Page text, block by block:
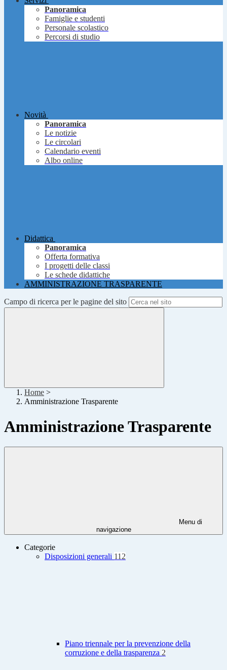
Panoramica
Famiglie e studenti
Personale scolastico
Percorsi di studio
Novità
Panoramica
Le notizie
Le circolari
Calendario eventi
Albo online
Didattica
Panoramica
Offerta formativa
I progetti delle classi
Le schede didattiche
AMMINISTRAZIONE TRASPARENTE
Campo di ricerca per le pagine del sito
Home >
Amministrazione Trasparente
Amministrazione Trasparente
Menu di
navigazione
Categorie
Disposizioni generali 112
Piano triennale per la prevenzione della
corruzione e della trasparenza 2